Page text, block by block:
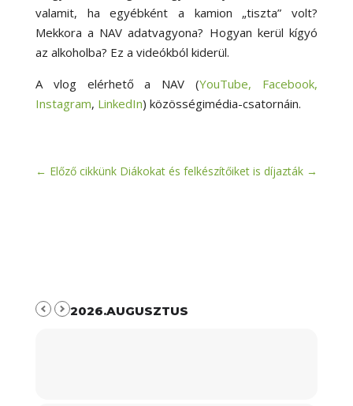
valamit, ha egyébként a kamion „tiszta” volt?
Mekkora a NAV adatvagyona? Hogyan kerül kígyó
az alkoholba? Ez a videókból kiderül.
A vlog elérhető a NAV (YouTube,
Facebook,
Instagram, LinkedIn) közösségimédia-csatornáin.
← Előző cikkünk Diákokat és felkészítőiket is díjazták →
2026.AUGUSZTUS